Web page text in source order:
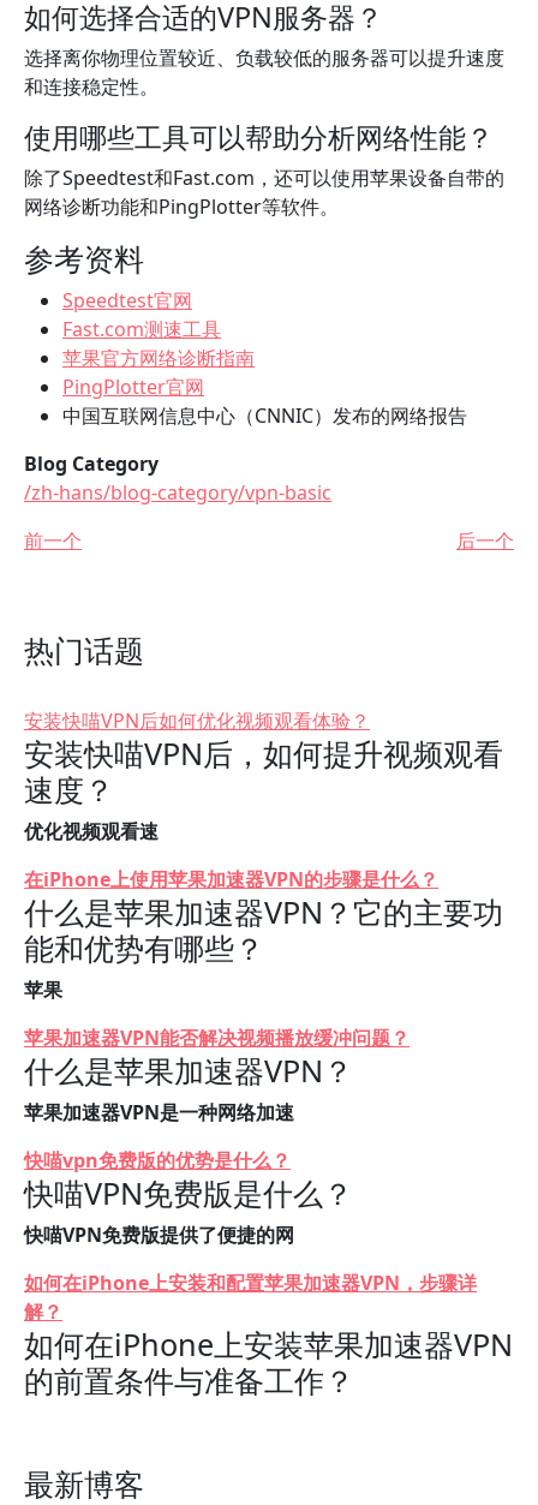
如何选择合适的VPN服务器？
选择离你物理位置较近、负载较低的服务器可以提升速度
和连接稳定性。
使用哪些工具可以帮助分析网络性能？
除了Speedtest和Fast.com，还可以使用苹果设备自带的
网络诊断功能和PingPlotter等软件。
参考资料
Speedtest官网
Fast.com测速工具
苹果官方网络诊断指南
PingPlotter官网
中国互联网信息中心（CNNIC）发布的网络报告
Blog Category
/zh-hans/blog-category/vpn-basic
前一个
后一个
热门话题
安装快喵VPN后如何优化视频观看体验？
安装快喵VPN后，如何提升视频观看
速度？
优化视频观看速
在iPhone上使用苹果加速器VPN的步骤是什么？
什么是苹果加速器VPN？它的主要功
能和优势有哪些？
苹果
苹果加速器VPN能否解决视频播放缓冲问题？
什么是苹果加速器VPN？
苹果加速器VPN是一种网络加速
快喵vpn免费版的优势是什么？
快喵VPN免费版是什么？
快喵VPN免费版提供了便捷的网
如何在iPhone上安装和配置苹果加速器VPN，步骤详
解？
如何在iPhone上安装苹果加速器VPN
的前置条件与准备工作？
最新博客